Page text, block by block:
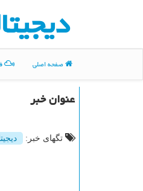
صفحه اصلی
عنوان خبر
تگهای خبر: